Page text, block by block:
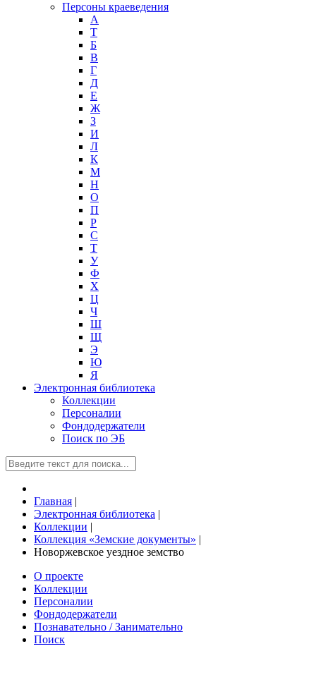
Персоны краеведения
А
T
Б
В
Г
Д
Е
Ж
З
И
Л
К
М
Н
О
П
Р
С
Т
У
Ф
Х
Ц
Ч
Ш
Щ
Э
Ю
Я
Электронная библиотека
Коллекции
Персоналии
Фондодержатели
Поиск по ЭБ
Главная |
Электронная библиотека |
Коллекции |
Коллекция «Земские документы» |
Новоржевское уездное земство
О проекте
Коллекции
Персоналии
Фондодержатели
Познавательно / Занимательно
Поиск